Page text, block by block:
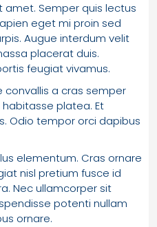
amet. Semper quis lectus
eget mi proin sed
Augue interdum velit
placerat duis.
feugiat vivamus.
convallis a cras semper
platea. Et
Odio tempor orci dapibus
elementum. Cras ornare
nisl pretium fusce id
Nec ullamcorper sit
potenti nullam
ornare.